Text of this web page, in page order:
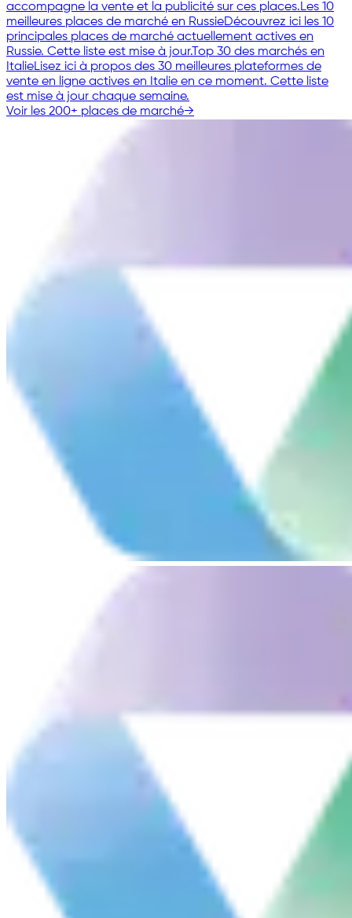
accompagne la vente et la publicité sur ces places.Les 10
meilleures places de marché en RussieDécouvrez ici les 10
principales places de marché actuellement actives en
Russie. Cette liste est mise à jour.Top 30 des marchés en
ItalieLisez ici à propos des 30 meilleures plateformes de
vente en ligne actives en Italie en ce moment. Cette liste
est mise à jour chaque semaine.
Voir les 200+ places de marché→